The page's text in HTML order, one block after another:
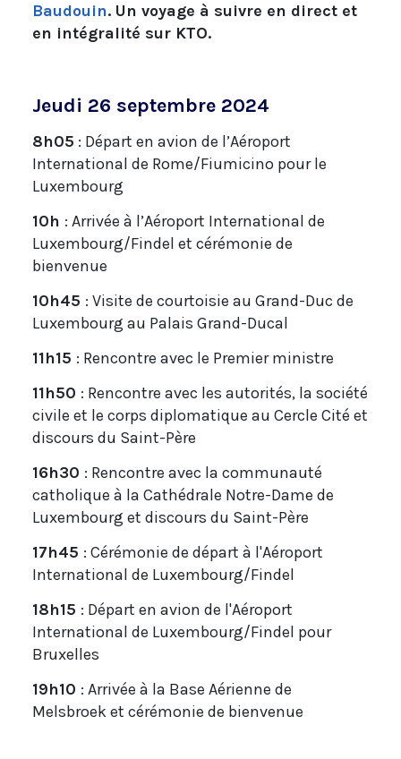
Baudouin. Un voyage à suivre en direct et
en intégralité sur KTO.
Jeudi 26 septembre 2024
8h05 : Départ en avion de l’Aéroport
International de Rome/Fiumicino pour le
Luxembourg
10h : Arrivée à l’Aéroport International de
Luxembourg/Findel et cérémonie de
bienvenue
10h45 : Visite de courtoisie au Grand-Duc de
Luxembourg au Palais Grand-Ducal
11h15 : Rencontre avec le Premier ministre
11h50 : Rencontre avec les autorités, la société
civile et le corps diplomatique au Cercle Cité et
discours du Saint-Père
16h30 : Rencontre avec la communauté
catholique à la Cathédrale Notre-Dame de
Luxembourg et discours du Saint-Père
17h45 : Cérémonie de départ à l'Aéroport
International de Luxembourg/Findel
18h15 : Départ en avion de l'Aéroport
International de Luxembourg/Findel pour
Bruxelles
19h10 : Arrivée à la Base Aérienne de
Melsbroek et cérémonie de bienvenue